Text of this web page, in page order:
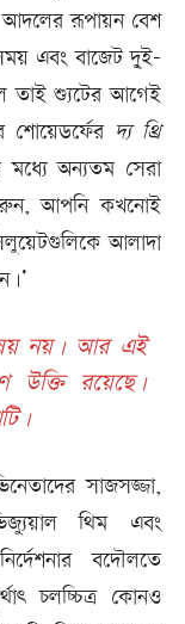
আদলের রূপায়ন বেশ
এবং বাজেট দু্ই-
তাই শ্যুটের আগেই
শোয়েডর্ফের দ্য থ্রি
অন্যতম সেরা
আপনি কখনোই
আলাদা
নয়। আর এই
উক্তি রয়েছে।
সাজসজ্জা,
থিম এবং
বদৌলতে
চলচ্চিত্র কোনও